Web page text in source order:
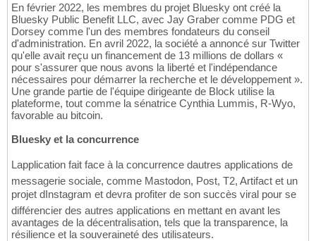
En février 2022, les membres du projet Bluesky ont créé la
Bluesky Public Benefit LLC, avec Jay Graber comme PDG et
Dorsey comme l'un des membres fondateurs du conseil
d'administration. En avril 2022, la société a annoncé sur Twitter
qu'elle avait reçu un financement de 13 millions de dollars «
pour s'assurer que nous avons la liberté et l'indépendance
nécessaires pour démarrer la recherche et le développement ».
Une grande partie de l'équipe dirigeante de Block utilise la
plateforme, tout comme la sénatrice Cynthia Lummis, R-Wyo,
favorable au bitcoin.
Bluesky et la concurrence
Lapplication fait face à la concurrence dautres applications de
messagerie sociale, comme Mastodon, Post, T2, Artifact et un
projet dInstagram et devra profiter de son succès viral pour se
différencier des autres applications en mettant en avant les
avantages de la décentralisation, tels que la transparence, la
résilience et la souveraineté des utilisateurs.